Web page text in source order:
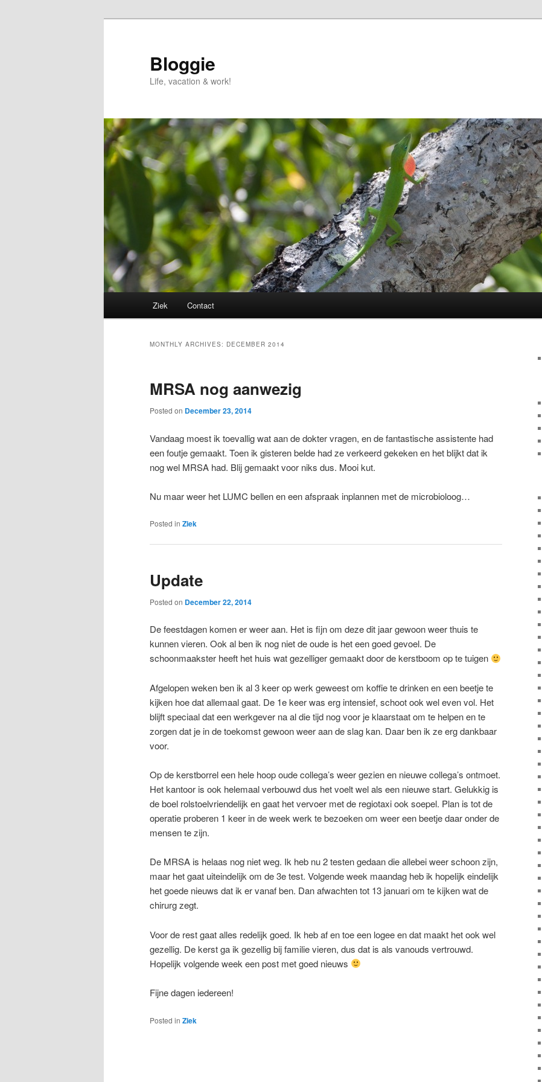
Bloggie
Life, vacation & work!
Ziek Contact
MONTHLY ARCHIVES: DECEMBER 2014
MRSA nog aanwezig
Posted on December 23, 2014
Vandaag moest ik toevallig wat aan de dokter vragen, en de fantastische assistente had
een foutje gemaakt. Toen ik gisteren belde had ze verkeerd gekeken en het blijkt dat ik
nog wel MRSA had. Blij gemaakt voor niks dus. Mooi kut.
Nu maar weer het LUMC bellen en een afspraak inplannen met de microbioloog…
Posted in Ziek
Update
Posted on December 22, 2014
De feestdagen komen er weer aan. Het is fijn om deze dit jaar gewoon weer thuis te
kunnen vieren. Ook al ben ik nog niet de oude is het een goed gevoel. De
schoonmaakster heeft het huis wat gezelliger gemaakt door de kerstboom op te tuigen
Afgelopen weken ben ik al 3 keer op werk geweest om koffie te drinken en een beetje te
kijken hoe dat allemaal gaat. De 1e keer was erg intensief, schoot ook wel even vol. Het
blijft speciaal dat een werkgever na al die tijd nog voor je klaarstaat om te helpen en te
zorgen dat je in de toekomst gewoon weer aan de slag kan. Daar ben ik ze erg dankbaar
voor.
Op de kerstborrel een hele hoop oude collega’s weer gezien en nieuwe collega’s ontmoet.
Het kantoor is ook helemaal verbouwd dus het voelt wel als een nieuwe start. Gelukkig is
de boel rolstoelvriendelijk en gaat het vervoer met de regiotaxi ook soepel. Plan is tot de
operatie proberen 1 keer in de week werk te bezoeken om weer een beetje daar onder de
mensen te zijn.
De MRSA is helaas nog niet weg. Ik heb nu 2 testen gedaan die allebei weer schoon zijn,
maar het gaat uiteindelijk om de 3e test. Volgende week maandag heb ik hopelijk eindelijk
het goede nieuws dat ik er vanaf ben. Dan afwachten tot 13 januari om te kijken wat de
chirurg zegt.
Voor de rest gaat alles redelijk goed. Ik heb af en toe een logee en dat maakt het ook wel
gezellig. De kerst ga ik gezellig bij familie vieren, dus dat is als vanouds vertrouwd.
Hopelijk volgende week een post met goed nieuws
Fijne dagen iedereen!
Posted in Ziek